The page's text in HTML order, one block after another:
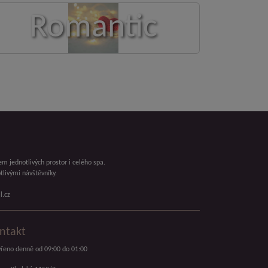
Romantic
jednotlivých prostor i celého spa.
návštěvníky.
denně od 09:00 do 01:00